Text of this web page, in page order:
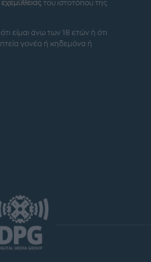
του ιστοτόπου της
είμαι άνω των 18 ετών ή ότι
γονέα ή κηδεμόνα ή